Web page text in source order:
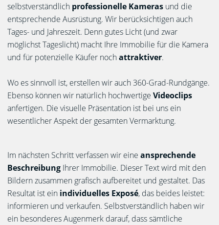
selbstverständlich professionelle Kameras und die
entsprechende Ausrüstung. Wir berücksichtigen auch
Tages- und Jahreszeit. Denn gutes Licht (und zwar
möglichst Tageslicht) macht Ihre Immobilie für die Kamera
und für potenzielle Käufer nochattraktiver.
Wo es sinnvoll ist, erstellen wir auch 360-Grad-Rundgänge.
Ebenso können wir natürlich hochwertige Videoclips
anfertigen. Die visuelle Präsentation ist bei uns ein
wesentlicher Aspekt der gesamten Vermarktung.
Im nächsten Schritt verfassen wir eine ansprechende
Beschreibung Ihrer Immobilie. Dieser Text wird mit den
Bildern zusammen grafisch aufbereitet und gestaltet. Das
Resultat ist ein individuelles Exposé, das beides leistet:
informieren und verkaufen. Selbstverständlich haben wir
ein besonderes Augenmerk darauf, dass sämtliche